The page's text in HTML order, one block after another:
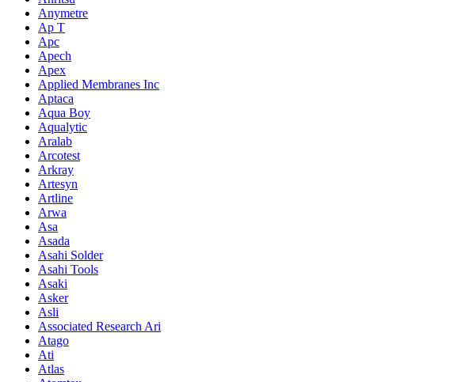
Anymetre
Ap T
Apc
Apech
Apex
Applied Membranes Inc
Aptaca
Aqua Boy
Aqualytic
Aralab
Arcotest
Arkray
Artesyn
Artline
Arwa
Asa
Asada
Asahi Solder
Asahi Tools
Asaki
Asker
Asli
Associated Research Ari
Atago
Ati
Atlas